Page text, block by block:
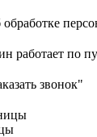
работает по
звонок"